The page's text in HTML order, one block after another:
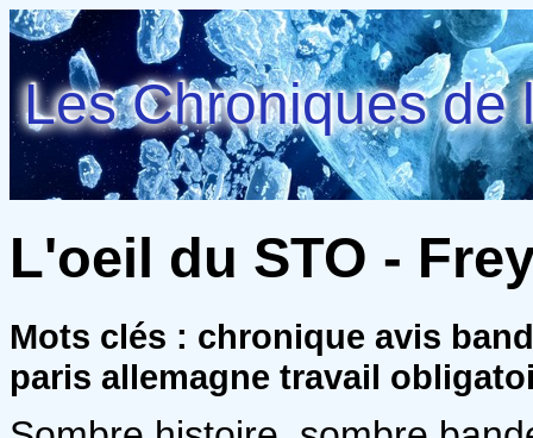
Les Chroniques de
L'oeil du STO -
Mots clés : chronique avis
paris allemagne travail